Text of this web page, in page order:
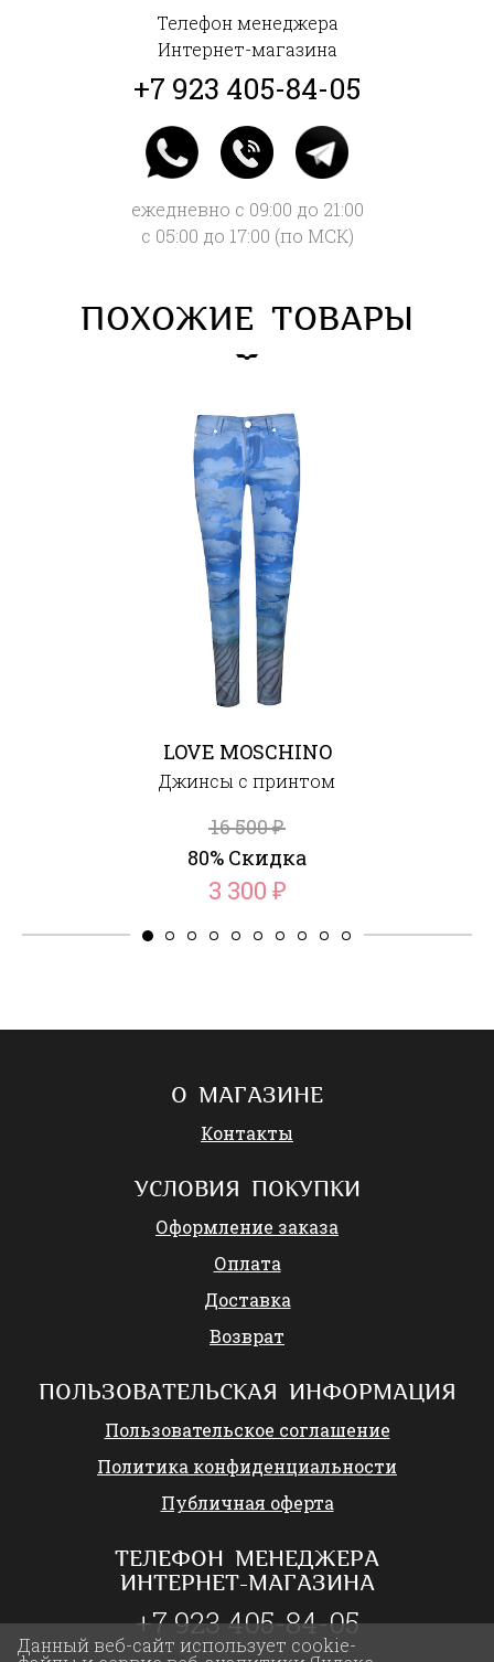
Телефон менеджера
Интернет-магазина
+7 923 405-84-05
ежедневно с 09:00 до 21:00
с 05:00 до 17:00 (по МСК)
ПОХОЖИЕ ТОВАРЫ
LOVE MOSCHINO
Джинсы с принтом
16 500₽
80% Скидка
3 300 ₽
О МАГАЗИНЕ
Контакты
УСЛОВИЯ ПОКУПКИ
Оформление заказа
Оплата
Доставка
Возврат
ПОЛЬЗОВАТЕЛЬСКАЯ ИНФОРМАЦИЯ
Пользовательское соглашение
Политика конфиденциальности
Публичная оферта
ТЕЛЕФОН МЕНЕДЖЕРА
ИНТЕРНЕТ-МАГАЗИНА
+7 923 405-84-05
Данный веб-сайт использует cookie-